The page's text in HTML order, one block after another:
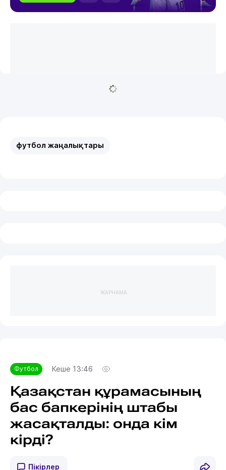
футбол жаңалықтары
ЖАРНАМА
Футбол Кеше 13:46
Қазақстан құрамасының
бас бапкерінің штабы
жасақталды: онда кім
кірді?
Пікірлер